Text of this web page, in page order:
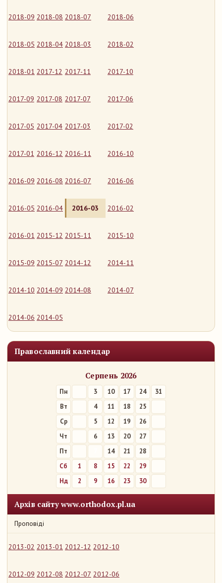
2018-09 2018-08 2018-07 2018-06
2018-05 2018-04 2018-03 2018-02
2018-01 2017-12 2017-11 2017-10
2017-09 2017-08 2017-07 2017-06
2017-05 2017-04 2017-03 2017-02
2017-01 2016-12 2016-11 2016-10
2016-09 2016-08 2016-07 2016-06
2016-05 2016-04 2016-03 2016-02
2016-01 2015-12 2015-11 2015-10
2015-09 2015-07 2014-12 2014-11
2014-10 2014-09 2014-08 2014-07
2014-06 2014-05
Православний календар
Серпень 2026
Пн 3 10 17 24
31
Вт
4 11 18
25
Ср
5 12 19
26
Чт
6 13 20
27
Пт
14 21
28
Сб
1 8 15 22
29
Нд
2 9 16 23 30
Архів сайту www.orthodox.pl.ua
Проповіді
2013-02 2013-01 2012-12 2012-10
2012-09 2012-08 2012-07 2012-06